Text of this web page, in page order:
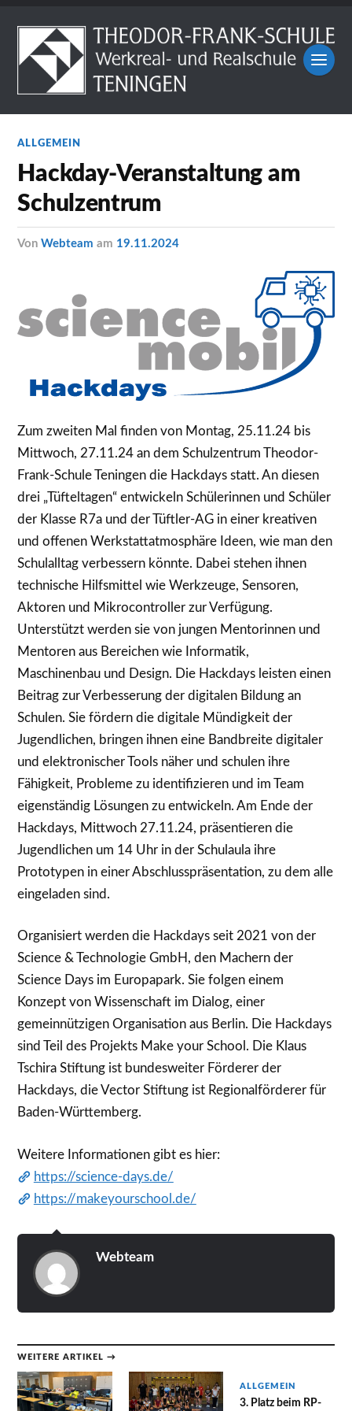
ALLGEMEIN
Hackday-Veranstaltung am
Schulzentrum
vonWebteam am 19.11.2024
Zum zweiten Mal finden von Montag, 25.11.24 bis
Mittwoch, 27.11.24 an dem Schulzentrum Theodor-
Frank-Schule Teningen die Hackdays statt. An diesen
drei „Tüfteltagen“ entwickeln Schülerinnen und Schüler
der Klasse R7a und der Tüftler-AG in einer kreativen
und offenen Werkstattatmosphäre Ideen, wie man den
Schulalltag verbessern könnte. Dabei stehen ihnen
technische Hilfsmittel wie Werkzeuge, Sensoren,
Aktoren und Mikrocontroller zur Verfügung.
Unterstützt werden sie von jungen Mentorinnen und
Mentoren aus Bereichen wie Informatik,
Maschinenbau und Design. Die Hackdays leisten einen
Beitrag zur Verbesserung der digitalen Bildung an
Schulen. Sie fördern die digitale Mündigkeit der
Jugendlichen, bringen ihnen eine Bandbreite digitaler
und elektronischer Tools näher und schulen ihre
Fähigkeit, Probleme zu identifizieren und im Team
eigenständig Lösungen zu entwickeln. Am Ende der
Hackdays, Mittwoch 27.11.24, präsentieren die
Jugendlichen um 14 Uhr in der Schulaula ihre
Prototypen in einer Abschlusspräsentation, zu dem alle
eingeladen sind.
Organisiert werden die Hackdays seit 2021 von der
Science & Technologie GmbH, den Machern der
Science Days im Europapark. Sie folgen einem
Konzept von Wissenschaft im Dialog, einer
gemeinnützigen Organisation aus Berlin. Die Hackdays
sind Teil des Projekts Make your School. Die Klaus
Tschira Stiftung ist bundesweiter Förderer der
Hackdays, die Vector Stiftung ist Regionalförderer für
Baden-Württemberg.
Weitere Informationen gibt es hier:
https://science-days.de/
https://makeyourschool.de/
Webteam
WEITERE ARTIKEL →
ALLGEMEIN
3. Platz beim RP-